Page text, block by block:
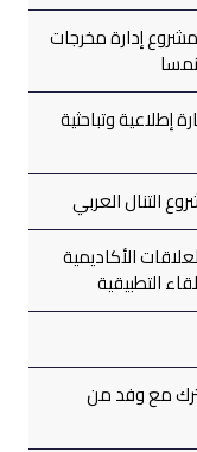
إدارة مخرجات
إطلاعية وتباحثية
التنال العربي
الأكاديمية
التطبيقية
مع وفد من